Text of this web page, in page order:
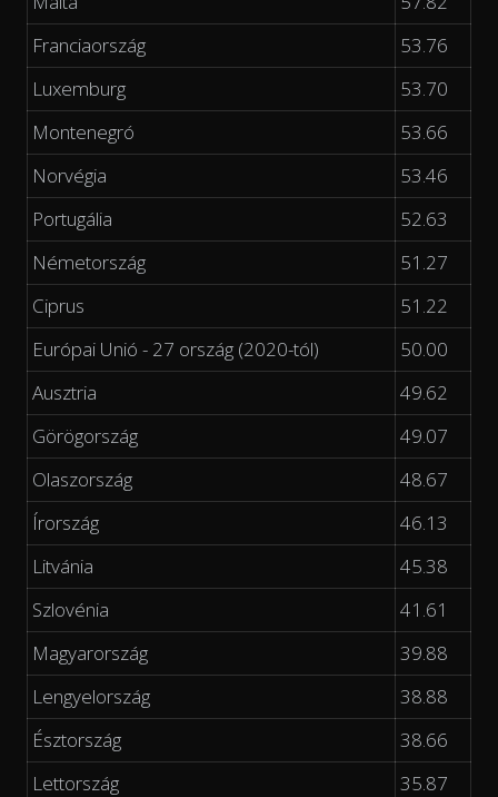
Franciaország
53.76
Luxemburg
53.70
Montenegró
53.66
Norvégia
53.46
Portugália
52.63
Németország
51.27
Ciprus
51.22
Európai Unió - 27 ország (2020-tól)
50.00
Ausztria
49.62
Görögország
49.07
Olaszország
48.67
Írország
46.13
Litvánia
45.38
Szlovénia
41.61
Magyarország
39.88
Lengyelország
38.88
Észtország
38.66
Lettország
35.87